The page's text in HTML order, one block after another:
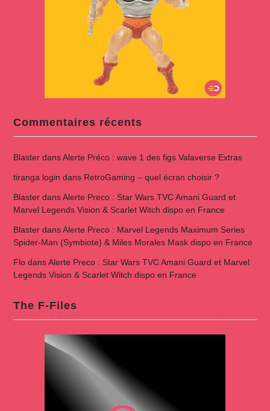
Commentaires récents
BlasterdansAlerte Préco : wave 1 des figs Valaverse Extras
tiranga login dans RetroGaming – quel écran choisir ?
BlasterdansAlerte Preco : Star Wars TVC Amani Guard et
Marvel Legends Vision & Scarlet Witch dispo en France
BlasterdansAlerte Preco : Marvel Legends Maximum Series
Spider-Man (Symbiote) & Miles Morales Mask dispo en France
FlodansAlerte Preco : Star Wars TVC Amani Guard et Marvel
Legends Vision & Scarlet Witch dispo en France
The F-Files